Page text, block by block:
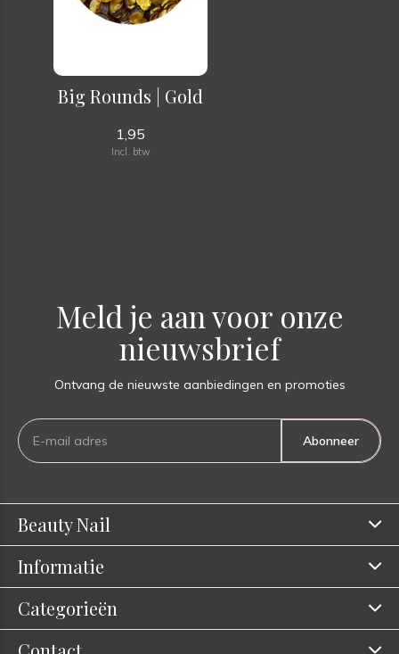
Big Rounds | Gold
1,95
Incl. btw
Meld je aan voor onze
nieuwsbrief
Ontvang de nieuwste aanbiedingen en promoties
Abonneer
Beauty Nail
Informatie
Categorieën